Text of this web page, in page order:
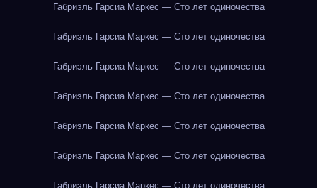
Габриэль Гарсиа Маркес — Сто лет одиночества
Габриэль Гарсиа Маркес — Сто лет одиночества
Габриэль Гарсиа Маркес — Сто лет одиночества
Габриэль Гарсиа Маркес — Сто лет одиночества
Габриэль Гарсиа Маркес — Сто лет одиночества
Габриэль Гарсиа Маркес — Сто лет одиночества
Габриэль Гарсиа Маркес — Сто лет одиночества